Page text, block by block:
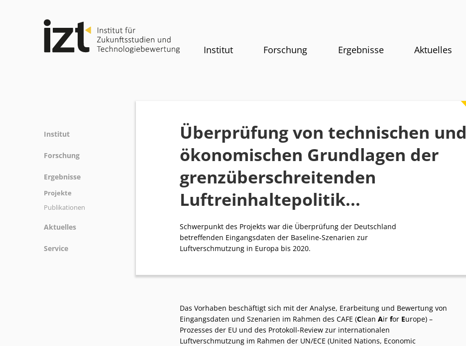
Institut Forschung Ergebnisse Aktuelles
Institut
Gremien
Geschichte
Gleichstellung
Forschung
Ergebnisse
Projekte
Publikationen
Aktuelles
Service
Überprüfung von technischen und
ökonomischen Grundlagen der
grenzüberschreitenden
Luftreinhaltepolitik...
Schwerpunkt des Projekts war die Überprüfung der Deutschland
betreffenden Eingangsdaten der Baseline-Szenarien zur
Luftverschmutzung in Europa bis 2020.
Das Vorhaben beschäftigt sich mit der Analyse, Erarbeitung und Bewertung von
Eingangsdaten und Szenarien im Rahmen des CAFE (Clean Air for Europe) –
Prozesses der EU und des Protokoll-Review zur internationalen
Luftverschmutzung im Rahmen der UN/ECE (United Nations, Economic